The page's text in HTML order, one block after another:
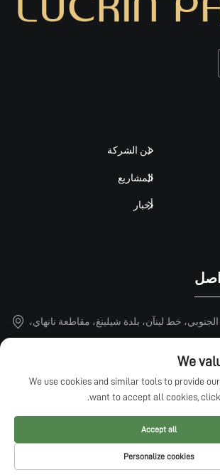
عن الشركة
المشاريع
أخبار
الجنوبي، خط لينآن، بلدة شيلينغ، مقاطعة نانهاي،
حقوق النشر © 2025 بواسطة QINGDAO LUCKIN SPORTS FACTILITIES
CO.,LTD —
سياسة الخصوصية
We
We use cookies and similar tools to provide
want to accept all cookies,
Personalize cookies
Accept all